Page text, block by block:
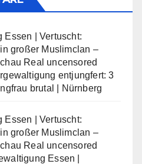
Essen | Vertuscht:
großer Muslimclan –
Real uncensored
entjungfert: 3
brutal | Nürnberg
Essen | Vertuscht:
großer Muslimclan –
Real uncensored
Essen |